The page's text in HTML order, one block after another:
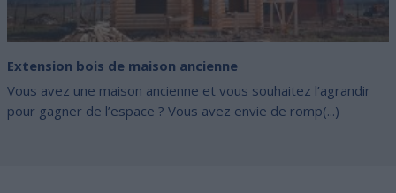
Extension bois de maison ancienne
Vous avez une maison ancienne et vous souhaitez l’agrandir
pour gagner de l’espace ? Vous avez envie de romp(...)